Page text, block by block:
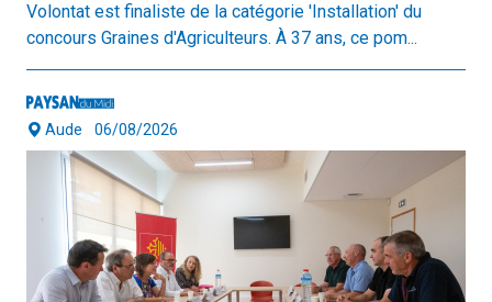
Volontat est finaliste de la catégorie 'Installation' du
concours Graines d'Agriculteurs. À 37 ans, ce pom...
Aude 06/08/2026